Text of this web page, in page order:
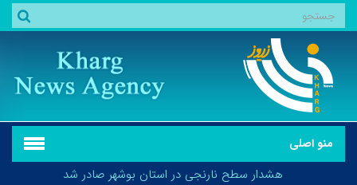
منو اصلی
هشدار سطح نارنجی در استان بوشهر صادر شد